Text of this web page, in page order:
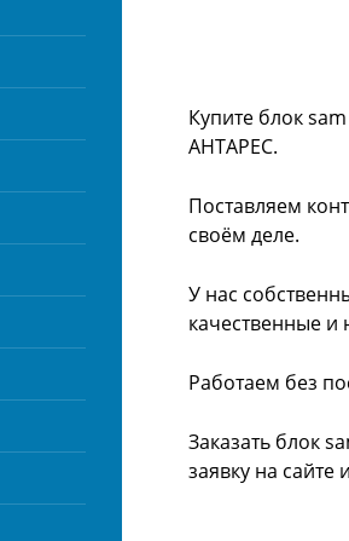
Купите блок
АНТАРЕС.
Поставляем
своём деле.
У нас
качественные и
Работаем без
Заказать блок
заявку на сайте